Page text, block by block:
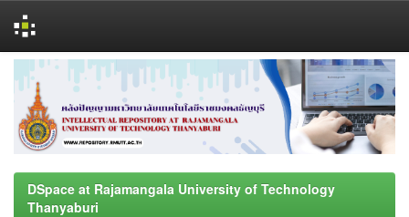
navigation
DSpace at Rajamangala University of Technology
Thanyaburi